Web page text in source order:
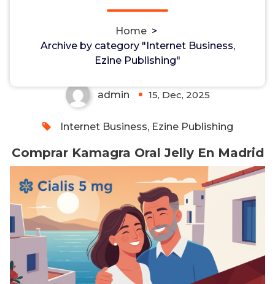
Home >
Archive by category "Internet Business,
Ezine Publishing"
Madrid
admin 15, Dec, 2025
Internet Business, Ezine Publishing
Comprar Kamagra Oral Jelly En Madrid